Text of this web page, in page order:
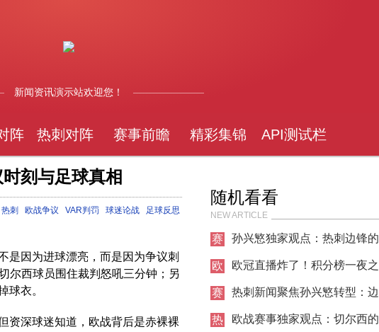
新闻资讯演示站欢迎您！
阵 热刺对阵 赛事前瞻 精彩集锦 API测试栏
刻与足球真相
热刺 欧战争议 VAR判罚 球迷论战 足球反思
因为进球漂亮，而是因为争议刺
尔西球员围住裁判怒吼三分钟；另
球衣。
资深球迷知道，欧战背后是赤裸裸
随机看看
NEW ARTICLE
赛
前
孙兴慜独家观点：热刺边锋的
逆足效率与切尔西防线软肋
欧
直
欧冠直播炸了！积分榜一夜之
间变天，我血压跟着飙升
赛
前
热刺新闻聚焦孙兴慜转型：边
锋数据下滑背后的战术牺牲与
热
欧战赛事独家观点：切尔西的